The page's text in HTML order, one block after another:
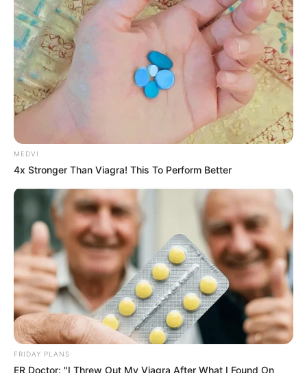
This New Will Give You An Erection After +45
MEDVI
This Trick Will Give You An Erection At Any Age
MEDVI
MEDVI
4x Stronger Than Viagra! This To Perform Better
FRIDAY PLANS
ER Doctor: "I Threw Out My Viagra After What I Found On